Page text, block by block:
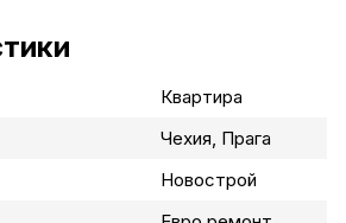
Квартира
Чехия, Прага
Новострой